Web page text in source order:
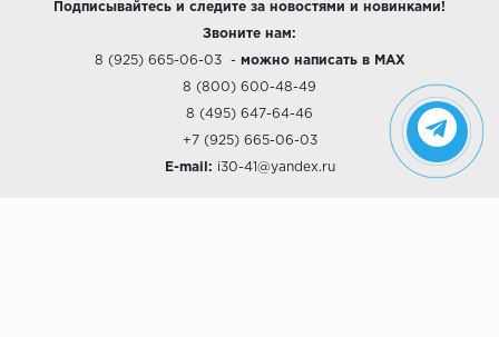
Подписывайтесь и следите за новостями и новинками!
Звоните нам:
8 (925) 665-06-03- можно написать в MAX
8 (800) 600-48-49
8 (495) 647-64-46
+7 (925) 665-06-03
E-mail: i30-41@yandex.ru